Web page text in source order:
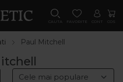
CAUTA FAVORITE CONT COS
Paul Mitchell